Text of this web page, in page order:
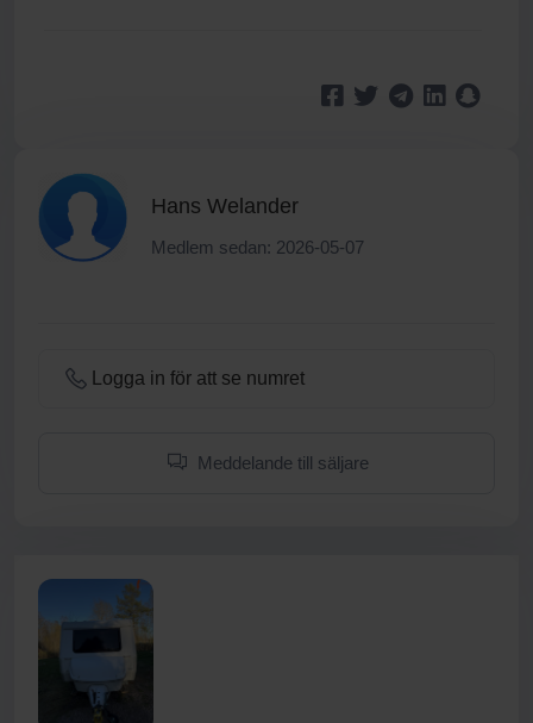
Hans Welander
Medlem sedan: 2026-05-07
Logga in för att se numret
Meddelande till säljare